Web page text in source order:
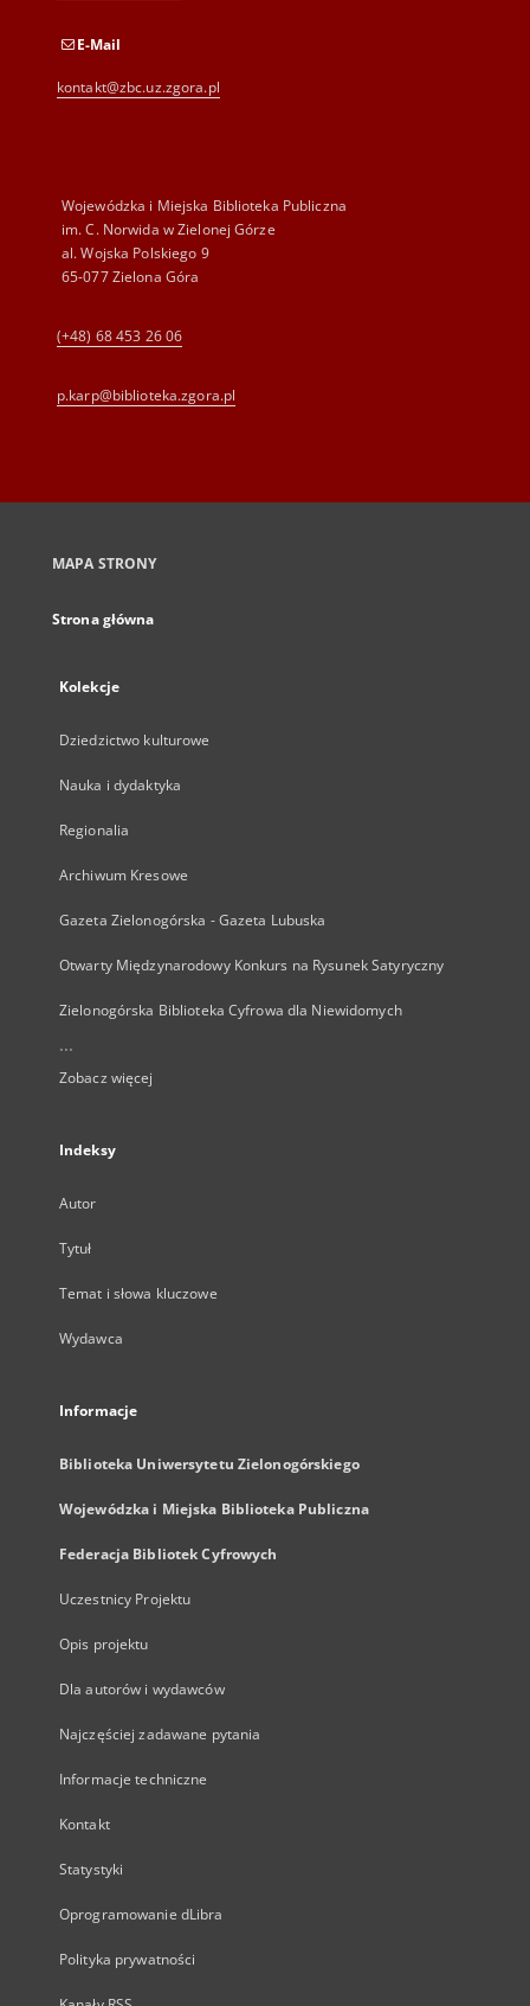
E-Mail
kontakt@zbc.uz.zgora.pl
Wojewódzka i Miejska Biblioteka Publiczna
im. C. Norwida w Zielonej Górze
al. Wojska Polskiego 9
65-077 Zielona Góra
(+48) 68 453 26 06
p.karp@biblioteka.zgora.pl
MAPA STRONY
Strona główna
Kolekcje
Dziedzictwo kulturowe
Nauka i dydaktyka
Regionalia
Archiwum Kresowe
Gazeta Zielonogórska - Gazeta Lubuska
Otwarty Międzynarodowy Konkurs na Rysunek Satyryczny
Zielonogórska Biblioteka Cyfrowa dla Niewidomych
...
Zobacz więcej
Indeksy
Autor
Tytuł
Temat i słowa kluczowe
Wydawca
Informacje
Biblioteka Uniwersytetu Zielonogórskiego
Wojewódzka i Miejska Biblioteka Publiczna
Federacja Bibliotek Cyfrowych
Uczestnicy Projektu
Opis projektu
Dla autorów i wydawców
Najczęściej zadawane pytania
Informacje techniczne
Kontakt
Statystyki
Oprogramowanie dLibra
Polityka prywatności